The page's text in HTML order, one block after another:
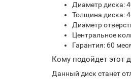
Диаметр диска:
Толщина диска:
Диаметр
Центральное
Гарантия: 60
Кому подойдет этот
Данный диск станет